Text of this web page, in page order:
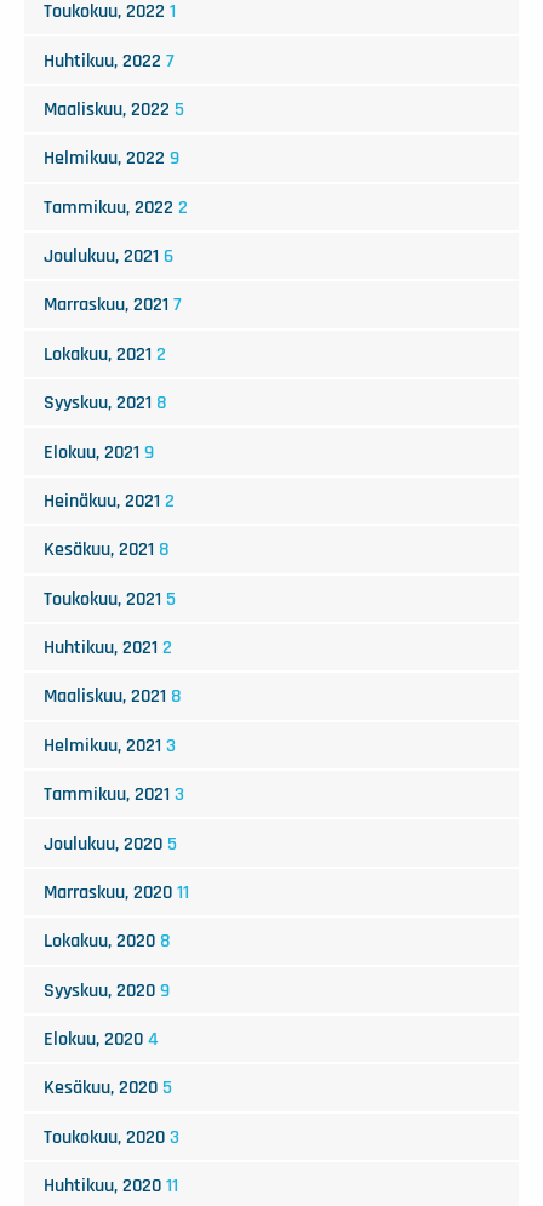
Toukokuu, 2022 1
Huhtikuu, 2022 7
Maaliskuu, 2022 5
Helmikuu, 2022 9
Tammikuu, 2022 2
Joulukuu, 2021 6
Marraskuu, 2021 7
Lokakuu, 2021 2
Syyskuu, 2021 8
Elokuu, 2021 9
Heinäkuu, 2021 2
Kesäkuu, 2021 8
Toukokuu, 2021 5
Huhtikuu, 2021 2
Maaliskuu, 2021 8
Helmikuu, 2021 3
Tammikuu, 2021 3
Joulukuu, 2020 5
Marraskuu, 2020 11
Lokakuu, 2020 8
Syyskuu, 2020 9
Elokuu, 2020 4
Kesäkuu, 2020 5
Toukokuu, 2020 3
Huhtikuu, 2020 11